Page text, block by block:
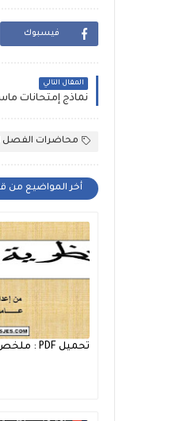
فيسبوك
المقال التالي
نماذج إمتحانات
محاضرات الفصل
أخر المواضيع من
تحميل PDF : ملخص نظرية الحق S1